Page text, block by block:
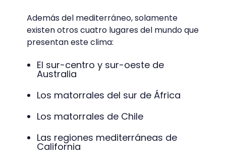
Además del mediterráneo, solamente
existen otros cuatro lugares del mundo que
presentan este clima:
El sur-centro y sur-oeste de
Australia
Los matorrales del sur de África
Los matorrales de Chile
Las regiones mediterráneas de
California